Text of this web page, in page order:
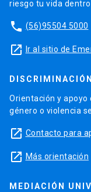
riesgo tu vida
phone (56)95504 5000
launch Ir al sitio de
Orientación y apoyo
género o violencia
launch Contacto para
launch Más orientación
MEDIACIÓN